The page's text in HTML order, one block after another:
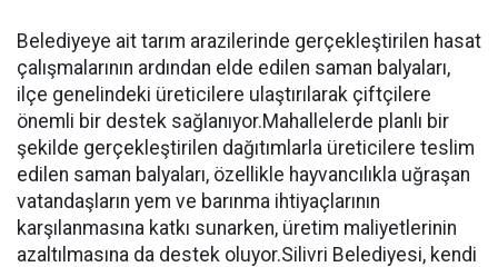
Belediyeye ait tarım arazilerinde gerçekleştirilen hasat
çalışmalarının ardından elde edilen saman balyaları,
ilçe genelindeki üreticilere ulaştırılarak çiftçilere
önemli bir destek sağlanıyor.Mahallelerde planlı bir
şekilde gerçekleştirilen dağıtımlarla üreticilere teslim
edilen saman balyaları, özellikle hayvancılıkla uğraşan
vatandaşların yem ve barınma ihtiyaçlarının
karşılanmasına katkı sunarken, üretim maliyetlerinin
azaltılmasına da destek oluyor.Silivri Belediyesi, kendi